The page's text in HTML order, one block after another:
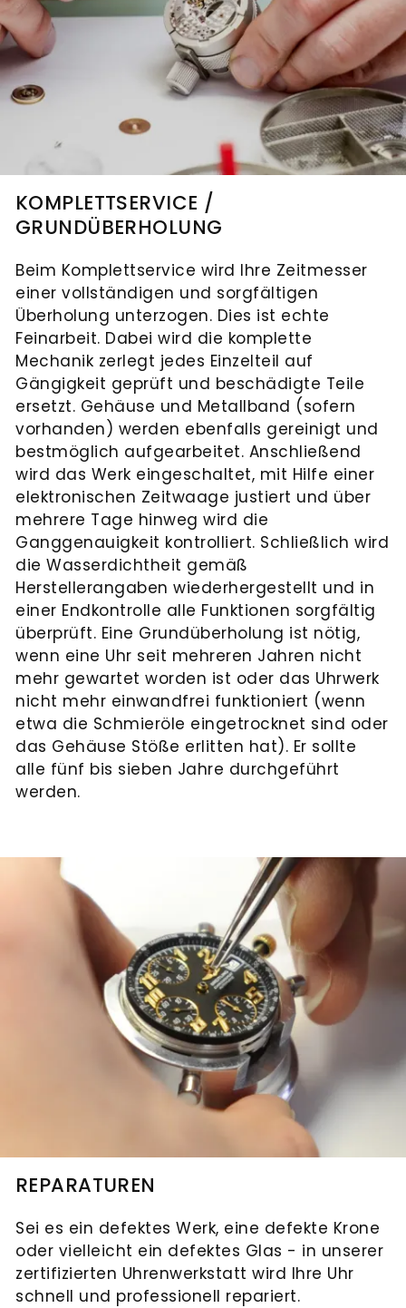
KOMPLETTSERVICE /
GRUNDÜBERHOLUNG
Beim Komplettservice wird Ihre Zeitmesser
einer vollständigen und sorgfältigen
Überholung unterzogen. Dies ist echte
Feinarbeit. Dabei wird die komplette
Mechanik zerlegt jedes Einzelteil auf
Gängigkeit geprüft und beschädigte Teile
ersetzt. Gehäuse und Metallband (sofern
vorhanden) werden ebenfalls gereinigt und
bestmöglich aufgearbeitet. Anschließend
wird das Werk eingeschaltet, mit Hilfe einer
elektronischen Zeitwaage justiert und über
mehrere Tage hinweg wird die
Ganggenauigkeit kontrolliert. Schließlich wird
die Wasserdichtheit gemäß
Herstellerangaben wiederhergestellt und in
einer Endkontrolle alle Funktionen sorgfältig
überprüft. Eine Grundüberholung ist nötig,
wenn eine Uhr seit mehreren Jahren nicht
mehr gewartet worden ist oder das Uhrwerk
nicht mehr einwandfrei funktioniert (wenn
etwa die Schmieröle eingetrocknet sind oder
das Gehäuse Stöße erlitten hat). Er sollte
alle fünf bis sieben Jahre durchgeführt
werden.
REPARATUREN
Sei es ein defektes Werk, eine defekte Krone
oder vielleicht ein defektes Glas - in unserer
zertifizierten Uhrenwerkstatt wird Ihre Uhr
schnell und professionell repariert.